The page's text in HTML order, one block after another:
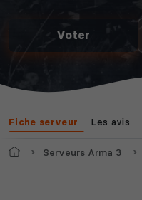
Voter
Fiche serveur Les avis
AccueilServeurs Arma 3